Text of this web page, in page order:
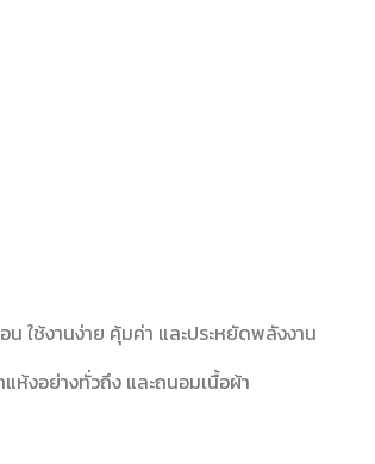
ใช้งานง่าย คุ้มค่า และประหยัดพลังงาน
ห้งอย่างทั่วถึง และถนอมเนื้อผ้า